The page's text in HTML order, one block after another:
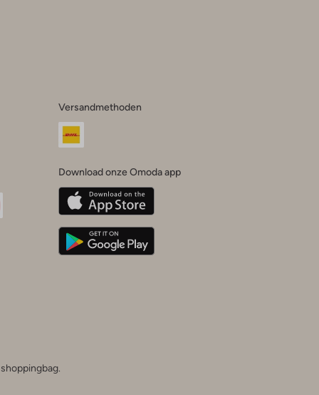
Versandmethoden
Download onze Omoda app